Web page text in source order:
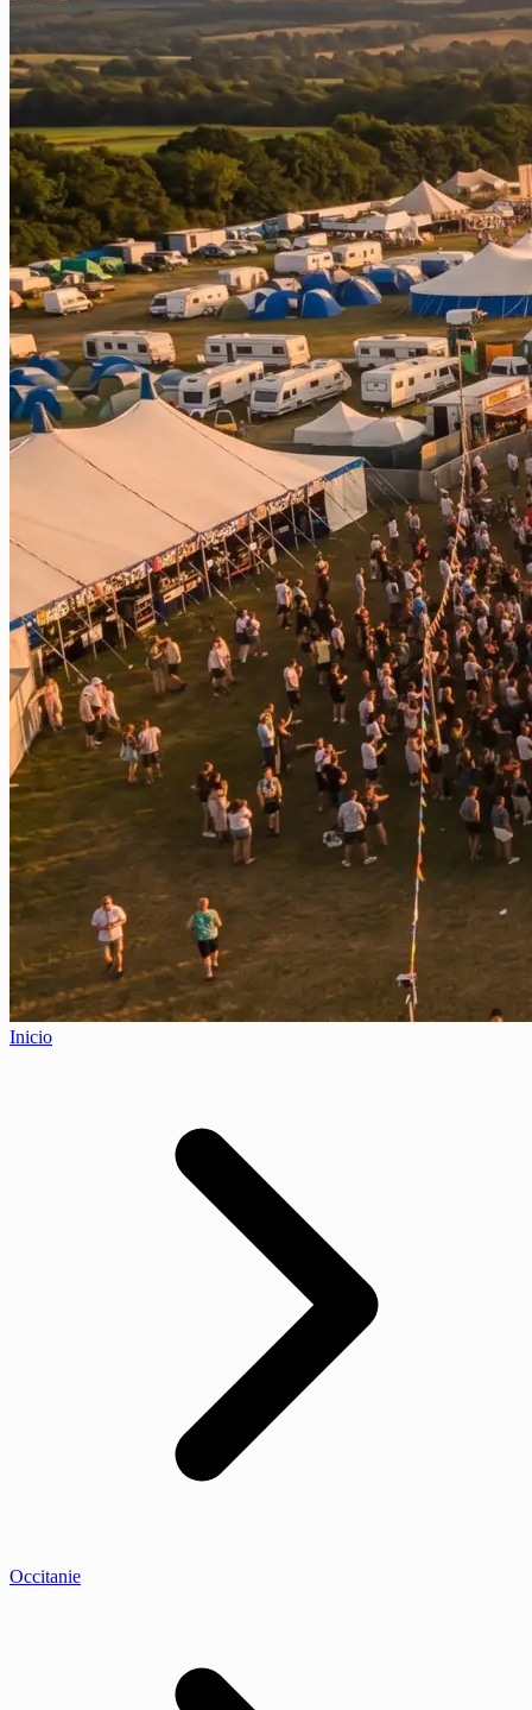
Inicio
Occitanie